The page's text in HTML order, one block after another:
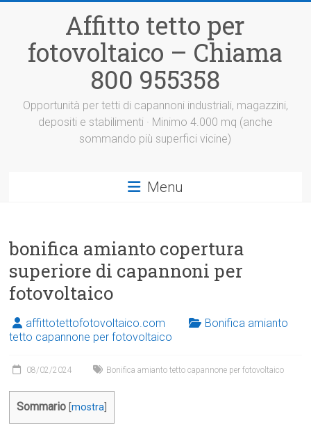
Affitto tetto per
fotovoltaico – Chiama
800 955358
Opportunità per tetti di capannoni industriali, magazzini,
depositi e stabilimenti · Minimo 4.000 mq (anche
sommando più superfici vicine)
Menu
bonifica amianto copertura
superiore di capannoni per
fotovoltaico
affittotettofotovoltaico.com
Bonifica amianto
tetto capannone per fotovoltaico
08/02/2024 Bonifica amianto tetto capannone per fotovoltaico
Sommario [mostra